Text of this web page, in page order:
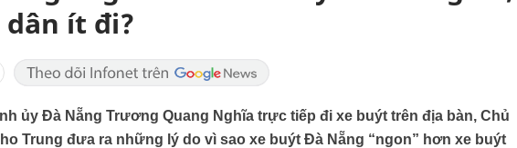
ít đi?
ủy Đà Nẵng Trương Quang Nghĩa trực tiếp đi xe buýt trên địa bàn, Chủ
Trung đưa ra những lý do vì sao xe buýt Đà Nẵng “ngon” hơn xe buýt